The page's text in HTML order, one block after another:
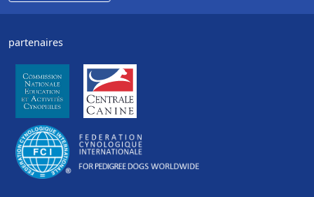
partenaires